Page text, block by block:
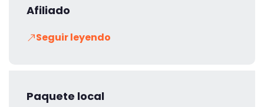
Afiliado
Seguir leyendo
Paquete local